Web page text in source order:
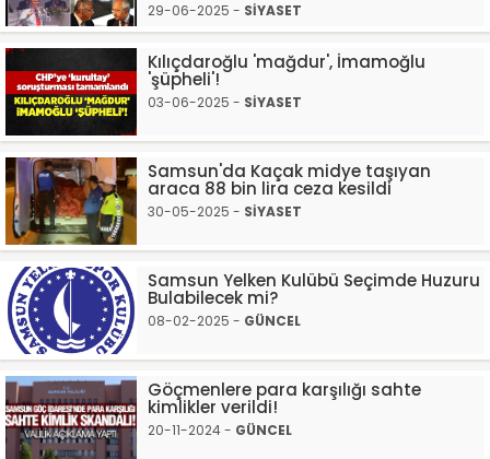
29-06-2025 - SİYASET
Kılıçdaroğlu 'mağdur', İmamoğlu
'şüpheli'!
03-06-2025 - SİYASET
Samsun'da Kaçak midye taşıyan
araca 88 bin lira ceza kesildi
30-05-2025 - SİYASET
Samsun Yelken Kulübü Seçimde Huzuru
Bulabilecek mi?
08-02-2025 - GÜNCEL
Göçmenlere para karşılığı sahte
kimlikler verildi!
20-11-2024 - GÜNCEL